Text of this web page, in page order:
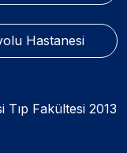
Hastanesi
Fakültesi 2013